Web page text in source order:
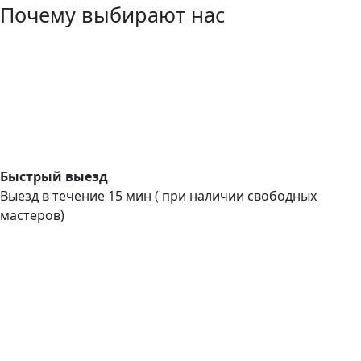
Почему выбирают нас
Быстрый выезд
Выезд в течение 15 мин ( при наличии свободных
мастеров)